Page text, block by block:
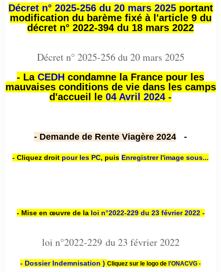
Décret n° 2025-256 du 20 mars 2025portant
modification du barème fixé à l'article 9 du
décret n° 2022-394 du 18 mars 2022
Décret n° 2025-256 du 20 mars 2025
- La CEDH condamne la France pour les
mauvaises conditions de vie dans les camps
d'accueil le 04 Avril 2024 -
- Demande de Rente Viagère 2024 -
- Cliquez droit pour les PC, puis Enregistrer l'image sous...
- Mise en œuvre de la loi n°2022-229 du 23 février 2022 -
loi n°2022-229 du 23 février 2022
- Dossier Indemnisation ) Cliquez sur le logo de l'ONACVG -